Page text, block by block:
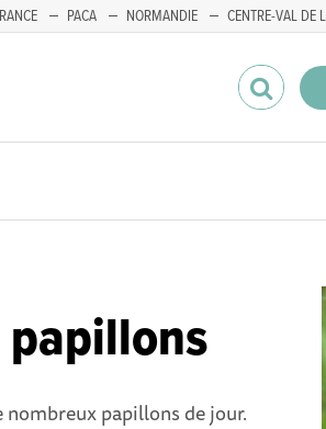
PACA NORMANDIE CENTRE-VAL DE
papillons de jour.